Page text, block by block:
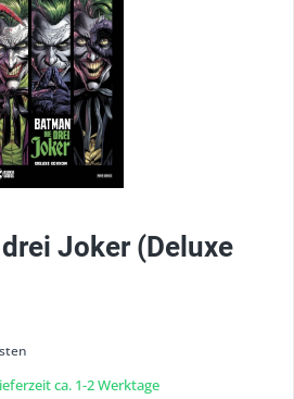
Joker (Deluxe
ca. 1-2 Werktage